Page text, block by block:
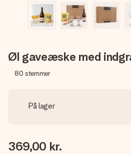
Øl gaveæske med
80 stemmer
På lager
369,00 kr.